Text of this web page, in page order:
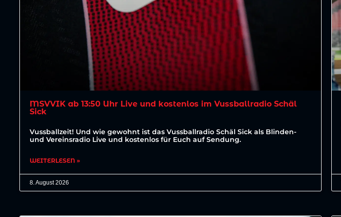
MSVVIK ab 13:50 Uhr Live und kostenlos im Vussballradio Schäl
Sick
Vussballzeit! Und wie gewohnt ist das Vussballradio Schäl Sick als Blinden-
und Vereinsradio Live und kostenlos für Euch auf Sendung.
WEITERLESEN »
8. August 2026